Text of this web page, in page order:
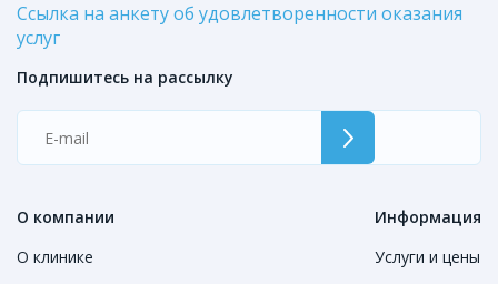
Ссылка на анкету об удовлетворенности оказания
услуг
О компании
О клинике
Информация
Услуги и цены
Подпишитесь на рассылку